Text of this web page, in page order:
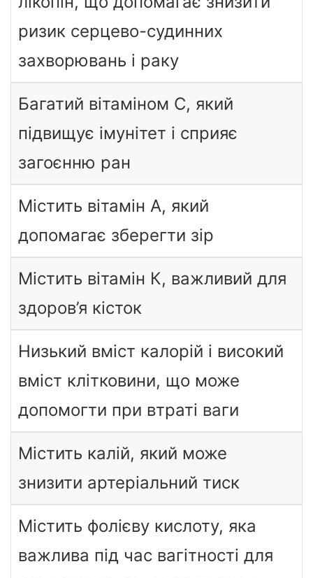
ризик серцево-судинних
захворювань і раку
Багатий вітаміном С, який
підвищує імунітет і сприяє
загоєнню ран
Містить вітамін А, який
допомагає зберегти зір
Містить вітамін К, важливий для
здоров’я кісток
Низький вміст калорій і високий
вміст клітковини, що може
допомогти при втраті ваги
Містить калій, який може
знизити артеріальний тиск
Містить фолієву кислоту, яка
важлива під час вагітності для